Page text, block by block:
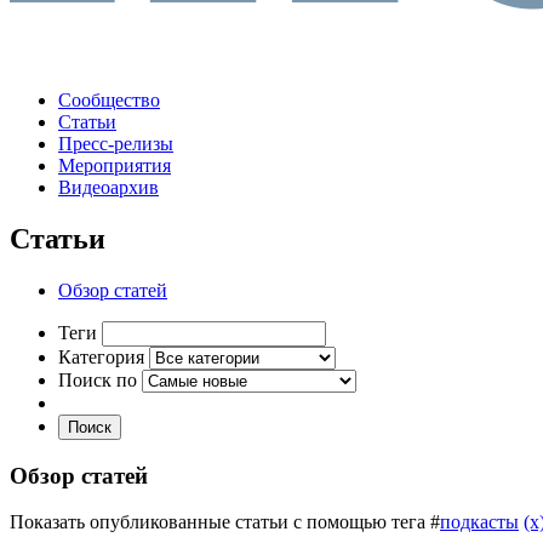
Сообщество
Статьи
Пресс-релизы
Мероприятия
Видеоархив
Статьи
Обзор статей
Теги
Категория
Поиск по
Поиск
Обзор статей
Показать опубликованные статьи с помощью тега #подкасты